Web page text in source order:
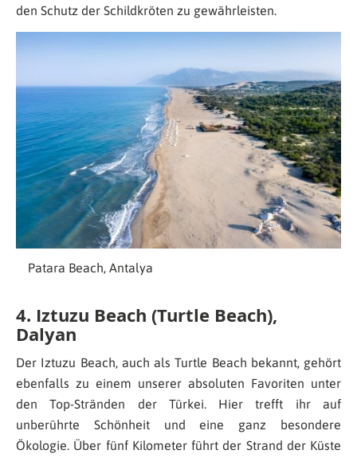
den Schutz der Schildkröten zu gewährleisten.
Patara Beach, Antalya
4. Iztuzu Beach (Turtle Beach),
Dalyan
Der Iztuzu Beach, auch als Turtle Beach bekannt, gehört
ebenfalls zu einem unserer absoluten Favoriten unter
den Top-Stränden der Türkei. Hier trefft ihr auf
unberührte Schönheit und eine ganz besondere
Ökologie. Über fünf Kilometer führt der Strand der Küste